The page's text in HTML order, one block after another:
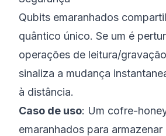
Qubits emaranhados
quântico único. Se um é
operações de leitura/
sinaliza a mudança
à distância.
Caso de uso: Um cofre-
emaranhados para armazenar